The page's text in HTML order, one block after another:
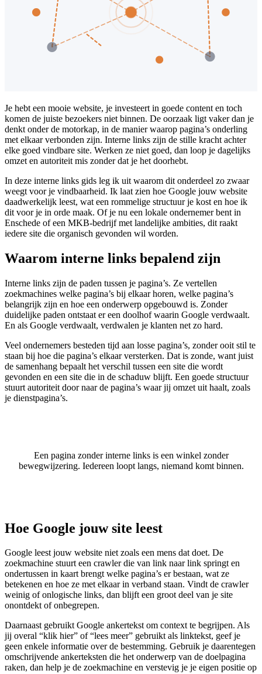
Je hebt een mooie website, je investeert in goede content en toch
komen de juiste bezoekers niet binnen. De oorzaak ligt vaker dan je
denkt onder de motorkap, in de manier waarop pagina’s onderling
met elkaar verbonden zijn. Interne links zijn de stille kracht achter
elke goed vindbare site. Werken ze niet goed, dan loop je dagelijks
omzet en autoriteit mis zonder dat je het doorhebt.
In deze interne links gids leg ik uit waarom dit onderdeel zo zwaar
weegt voor je vindbaarheid. Ik laat zien hoe Google jouw website
daadwerkelijk leest, wat een rommelige structuur je kost en hoe ik
dit voor je in orde maak. Of je nu een lokale ondernemer bent in
Enschede of een MKB-bedrijf met landelijke ambities, dit raakt
iedere site die organisch gevonden wil worden.
Waarom interne links bepalend zijn
Interne links zijn de paden tussen je pagina’s. Ze vertellen
zoekmachines welke pagina’s bij elkaar horen, welke pagina’s
belangrijk zijn en hoe een onderwerp opgebouwd is. Zonder
duidelijke paden ontstaat er een doolhof waarin Google verdwaalt.
En als Google verdwaalt, verdwalen je klanten net zo hard.
Veel ondernemers besteden tijd aan losse pagina’s, zonder ooit stil te
staan bij hoe die pagina’s elkaar versterken. Dat is zonde, want juist
de samenhang bepaalt het verschil tussen een site die wordt
gevonden en een site die in de schaduw blijft. Een goede structuur
stuurt autoriteit door naar de pagina’s waar jij omzet uit haalt, zoals
je dienstpagina’s.
Een pagina zonder interne links is een winkel zonder
bewegwijzering. Iedereen loopt langs, niemand komt binnen.
Hoe Google jouw site leest
Google leest jouw website niet zoals een mens dat doet. De
zoekmachine stuurt een crawler die van link naar link springt en
ondertussen in kaart brengt welke pagina’s er bestaan, wat ze
betekenen en hoe ze met elkaar in verband staan. Vindt de crawler
weinig of onlogische links, dan blijft een groot deel van je site
onontdekt of onbegrepen.
Daarnaast gebruikt Google ankertekst om context te begrijpen. Als
jij overal “klik hier” of “lees meer” gebruikt als linktekst, geef je
geen enkele informatie over de bestemming. Gebruik je daarentegen
omschrijvende ankerteksten die het onderwerp van de doelpagina
raken, dan help je de zoekmachine en verstevig je je eigen positie op